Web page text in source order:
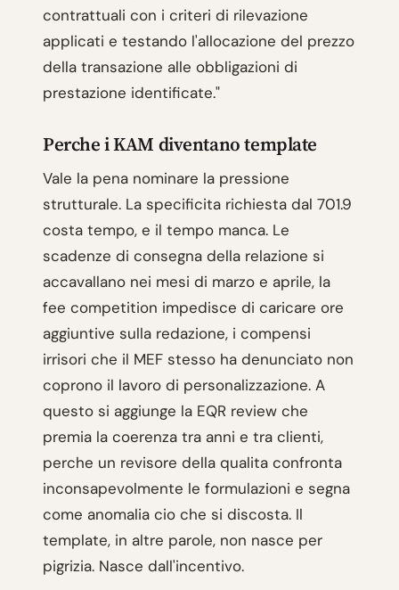
contrattuali con i criteri di rilevazione
applicati e testando l'allocazione del prezzo
della transazione alle obbligazioni di
prestazione identificate."
Perche i KAM diventano template
Vale la pena nominare la pressione
strutturale. La specificita richiesta dal 701.9
costa tempo, e il tempo manca. Le
scadenze di consegna della relazione si
accavallano nei mesi di marzo e aprile, la
fee competition impedisce di caricare ore
aggiuntive sulla redazione, i compensi
irrisori che il MEF stesso ha denunciato non
coprono il lavoro di personalizzazione. A
questo si aggiunge la EQR review che
premia la coerenza tra anni e tra clienti,
perche un revisore della qualita confronta
inconsapevolmente le formulazioni e segna
come anomalia cio che si discosta. Il
template, in altre parole, non nasce per
pigrizia. Nasce dall'incentivo.